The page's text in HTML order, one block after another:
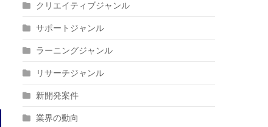
クリエイティブジャンル
サポートジャンル
ラーニングジャンル
リサーチジャンル
新開発案件
業界の動向